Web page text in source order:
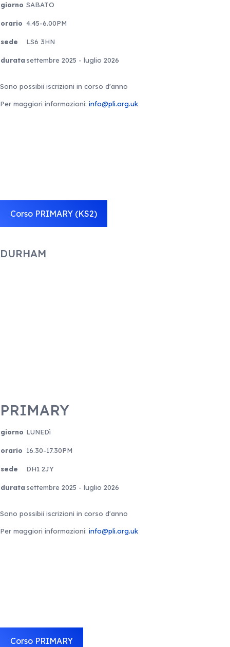
giorno SABATO
orario 4.45-6.00PM
sede LS6 3HN
durata settembre 2025 - luglio 2026
Sono possibii iscrizioni in corso d'anno
Per maggiori informazioni: info@pli.org.uk
Corso PRIMARY (KS2)
DURHAM
PRIMARY
giorno LUNEDì
orario 16.30-17.30PM
sede DH1 2JY
durata settembre 2025 - luglio 2026
Sono possibii iscrizioni in corso d'anno
Per maggiori informazioni: info@pli.org.uk
Corso PRIMARY